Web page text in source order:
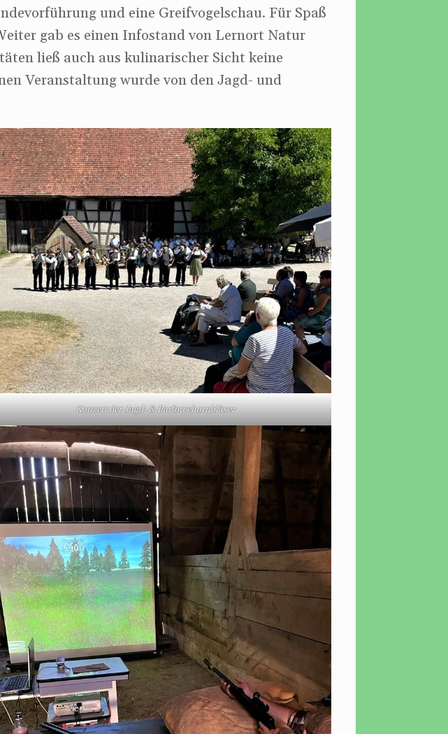
und eine Greifvogelschau. Für Spaß
gab es einen Infostand von Lernort Natur
ließ auch aus kulinarischer Sicht keine
Veranstaltung wurde von den Jagd- und
Konzert der Jagd- & Parforcehornbläser